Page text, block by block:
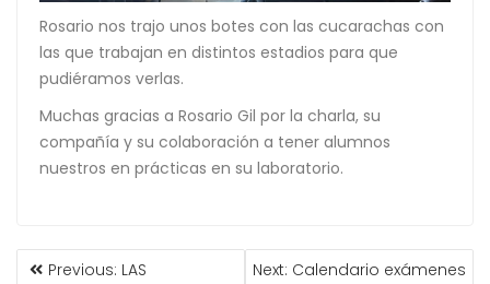
Rosario nos trajo unos botes con las cucarachas con
las que trabajan en distintos estadios para que
pudiéramos verlas.
Muchas gracias a Rosario Gil por la charla, su
compañía y su colaboración a tener alumnos
nuestros en prácticas en su laboratorio.
Previous: LAS
Next: Calendario exámenes